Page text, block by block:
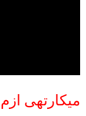
میکارتھی ازم